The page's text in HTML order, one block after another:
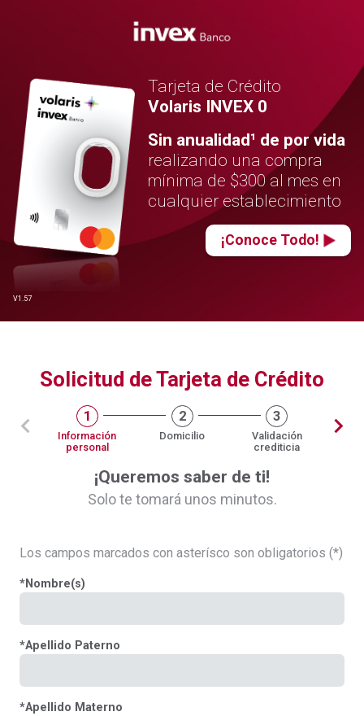
Tarjeta de Crédito
Volaris INVEX 0
Sin anualidad¹ de por vida
realizando una compra
mínima de $300 al mes en
cualquier establecimiento
¡Conoce Todo!
V1.57
Solicitud de Tarjeta de Crédito
1
Información
personal
2
Domicilio
3
Validación
crediticia
¡Queremos saber de ti!
Solo te tomará unos minutos.
Los campos marcados con asterísco son obligatorios (*)
*Nombre(s)
*Apellido Paterno
*Apellido Materno